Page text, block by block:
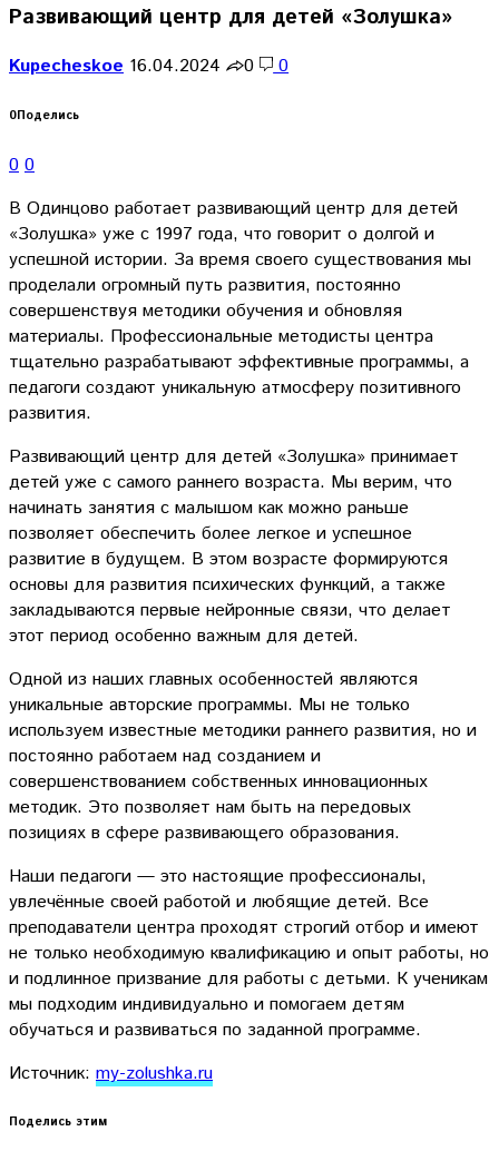
Развивающий центр для детей «Золушка»
Kupecheskoe 16.04.2024 0 0
0Поделись
0 0
В Одинцово работает развивающий центр для детей
«Золушка» уже с 1997 года, что говорит о долгой и
успешной истории. За время своего существования мы
проделали огромный путь развития, постоянно
совершенствуя методики обучения и обновляя
материалы. Профессиональные методисты центра
тщательно разрабатывают эффективные программы, а
педагоги создают уникальную атмосферу позитивного
развития.
Развивающий центр для детей «Золушка» принимает
детей уже с самого раннего возраста. Мы верим, что
начинать занятия с малышом как можно раньше
позволяет обеспечить более легкое и успешное
развитие в будущем. В этом возрасте формируются
основы для развития психических функций, а также
закладываются первые нейронные связи, что делает
этот период особенно важным для детей.
Одной из наших главных особенностей являются
уникальные авторские программы. Мы не только
используем известные методики раннего развития, но и
постоянно работаем над созданием и
совершенствованием собственных инновационных
методик. Это позволяет нам быть на передовых
позициях в сфере развивающего образования.
Наши педагоги — это настоящие профессионалы,
увлечённые своей работой и любящие детей. Все
преподаватели центра проходят строгий отбор и имеют
не только необходимую квалификацию и опыт работы, но
и подлинное призвание для работы с детьми. К ученикам
мы подходим индивидуально и помогаем детям
обучаться и развиваться по заданной программе.
Источник: my-zolushka.ru
Поделись этим